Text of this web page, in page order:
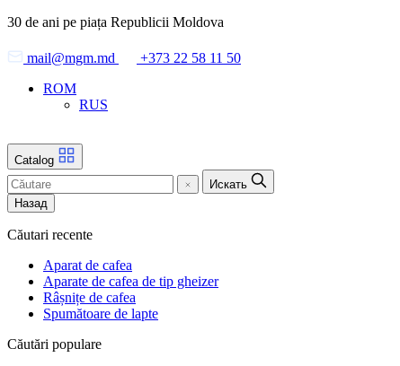
Skip
the
content
30 de ani pe piața Republicii Moldova
mail@mgm.md
+373 22 58 11 50
ROM
RUS
Catalog
Искать
Назад
Căutari recente
Aparat de cafea
Aparate de cafea de tip gheizer
Râșnițe de cafea
Spumătoare de lapte
Căutări populare